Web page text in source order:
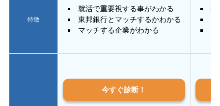
特徴
就活で重要視する事がわかる
東邦銀行とマッチするかわかる
マッチする企業がわかる
質
今すぐ診断！